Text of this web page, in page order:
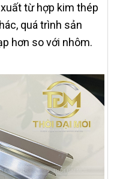
từ hợp kim thép
quá trình sản
hơn so với nhôm.